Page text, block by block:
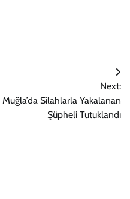
Next:
Muğla’da Silahlarla Yakalanan
Şüpheli Tutuklandı